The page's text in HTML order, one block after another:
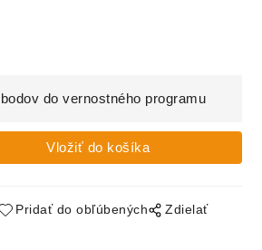
bodov do vernostného programu
Pridať do obľúbených Zdielať